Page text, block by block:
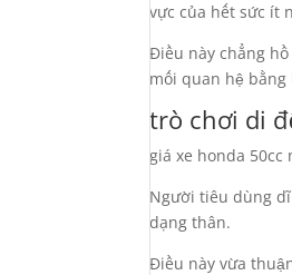
vực của hết sức ít
Điều này chẳng
mối quan hệ bằng
trò chơi di
giá xe honda
Người tiêu dùng
dạng thân.
Điều này vừa